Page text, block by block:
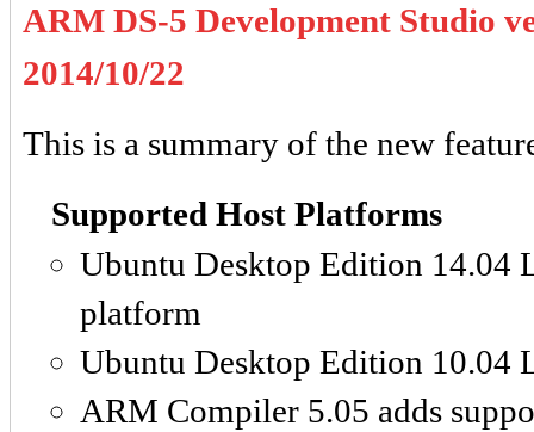
ARM DS-5 Development Studio
2014/10/22
This is a summary of the new
Supported Host Platforms
Ubuntu Desktop Edition 14.04
platform
Ubuntu Desktop Edition 10.04
ARM Compiler 5.05 adds